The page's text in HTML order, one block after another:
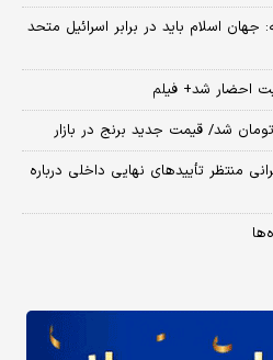
اسلام باید در برابر اسرائیل متحد
احضار شد+ فیلم
منتظر تأییدهای نهایی داخلی درباره